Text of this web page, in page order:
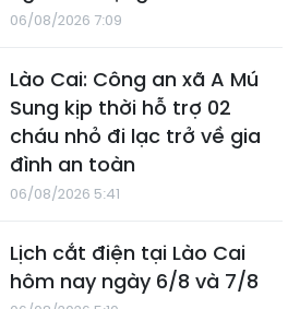
06/08/2026 7:09
Lào Cai: Công an xã A Mú
Sung kịp thời hỗ trợ 02
cháu nhỏ đi lạc trở về gia
đình an toàn
06/08/2026 5:41
Lịch cắt điện tại Lào Cai
hôm nay ngày 6/8 và 7/8